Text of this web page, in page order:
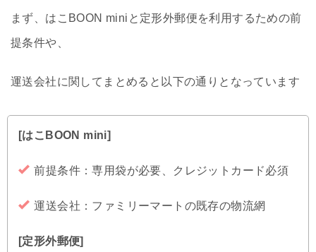
まず、はこBOON miniと定形外郵便を利用するための前
提条件や、
運送会社に関してまとめると以下の通りとなっています
[はこBOON mini]
前提条件：専用袋が必要、クレジットカード必須
運送会社：ファミリーマートの既存の物流網
[定形外郵便]